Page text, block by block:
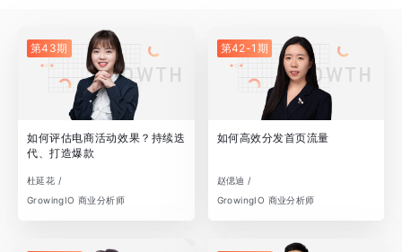
第43期
如何评估电商活动效果？持续迭
代、打造爆款
杜延花 /
GrowingIO 商业分析师
第42-1期
如何高效分发首页流量
赵偲迪 /
GrowingIO 商业分析师